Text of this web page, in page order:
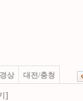
상 대전/충청
]